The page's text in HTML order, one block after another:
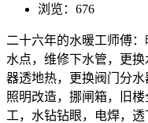
浏览：676
二十六年的水暖工师傅
水点，维修下水管，更
器透地热，更换阀门分
照明改造，挪闸箱，旧
工，水钻钻眼，电焊，